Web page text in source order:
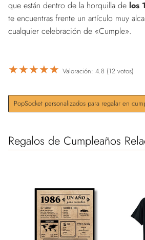
que están dentro de la horquilla de los
te encuentras frente un artículo muy
cualquier celebración de «Cumple».
★★★★★ Valoración: 4.8 (12 votos)
PopSocket personalizados para regalar en
Regalos de Cumpleaños